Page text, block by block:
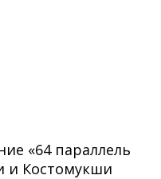
«64 параллель
и Костомукши